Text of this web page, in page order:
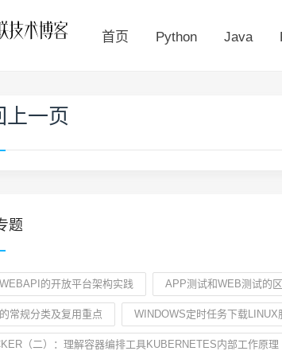
首页 Python Java
上一页
题
的开放平台架构实践 APP测试和WEB测试的区
常规分类及复用重点 WINDOWS定时任务下载
（二）：理解容器编排工具KUBERNETES内部工作原理